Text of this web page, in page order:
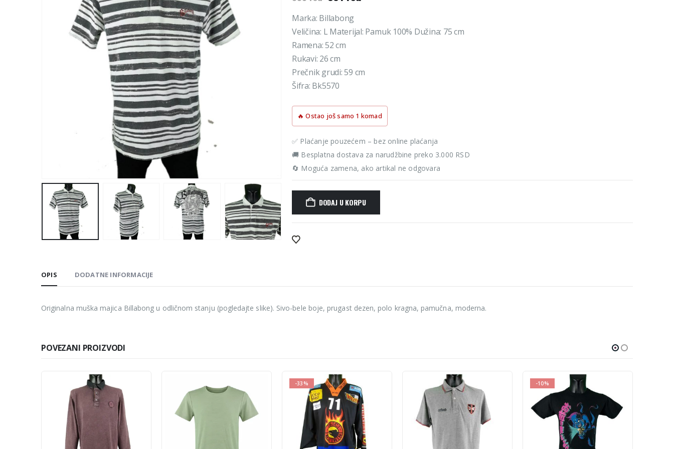
cena
je
bila:
890 rsd.
cena
801 rsd.
Marka: Billabong
Veličina: L Materijal: Pamuk 100% Dužina: 75 cm
Ramena: 52 cm
Rukavi: 26 cm
Prečnik grudi: 59 cm
Šifra: Bk5570
🔥 Ostao još samo 1 komad
✅ Plaćanje pouzećem – bez online plaćanja
🚚 Besplatna dostava za narudžbine preko 3.000 RSD
🔄 Moguća zamena, ako artikal ne odgovara
DODAJ U KORPU
Alternative:
OPIS DODATNE INFORMACIJE
Originalna muška majica Billabong u odličnom stanju (pogledajte slike). Sivo-bele boje, prugast dezen, polo kragna, pamučna, moderna.
POVEZANI PROIZVODI
-10%